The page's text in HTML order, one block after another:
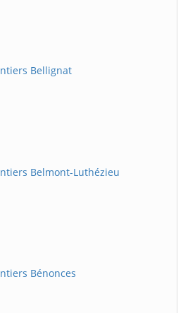
Bellignat
Belmont-Luthézieu
Bénonces